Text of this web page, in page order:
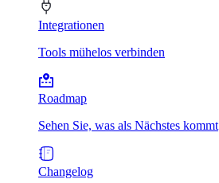
Integrationen
Tools mühelos verbinden
Roadmap
Sehen Sie, was als Nächstes kommt
Changelog